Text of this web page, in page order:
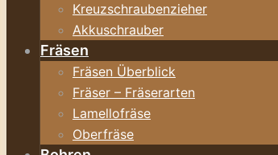
Kreuzschraubenzieher
Akkuschrauber
Fräsen
Fräsen Überblick
Fräser – Fräserarten
Lamellofräse
Oberfräse